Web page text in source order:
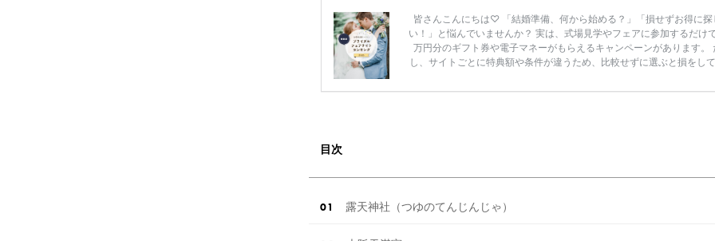
皆さんこんにちは♡ 「結婚準備、何から始める？」「損せずお得に探
い！」と悩んでいませんか？ 実は、式場見学やフェアに参加するだけ
万円分のギフト券や電子マネーがもらえるキャンペーンがあります。
し、サイトごとに特典額や条件が違うため、比較せずに選ぶと損をし
ンペーン特典ランキングを公開！ 比較サイト：プラコレ、ゼクシィ、
目次
露天神社（つゆのてんじんじゃ）